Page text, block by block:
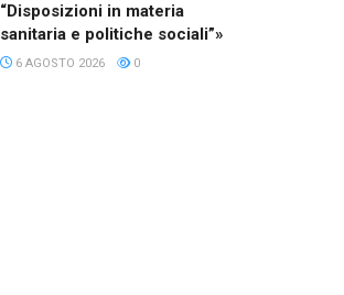
“Disposizioni in materia
sanitaria e politiche sociali”»
6 AGOSTO 2026 0